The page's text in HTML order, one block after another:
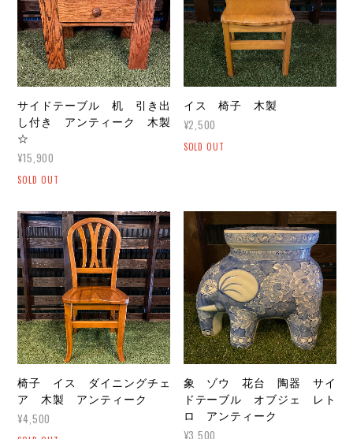
サイドテーブル 机 引き出
し付き アンティーク 木製
☆
¥15,900
SOLD OUT
イス 椅子 木製
¥2,500
SOLD OUT
椅子 イス ダイニングチェ
ア 木製 アンティーク
¥4,500
象 ゾウ 花台 陶器 サイ
ドテーブル オブジェ レト
ロ アンティーク
¥3,500